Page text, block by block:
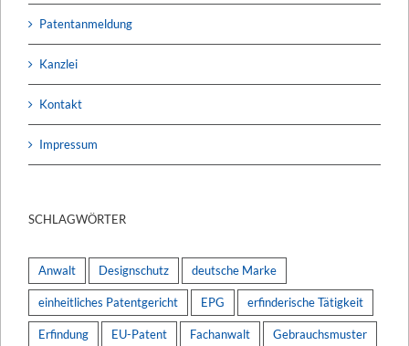
Patentanmeldung
Kanzlei
Kontakt
Impressum
SCHLAGWÖRTER
Anwalt Designschutz deutsche Marke
einheitliches Patentgericht EPG erfinderische Tätigkeit
Erfindung EU-Patent Fachanwalt Gebrauchsmuster